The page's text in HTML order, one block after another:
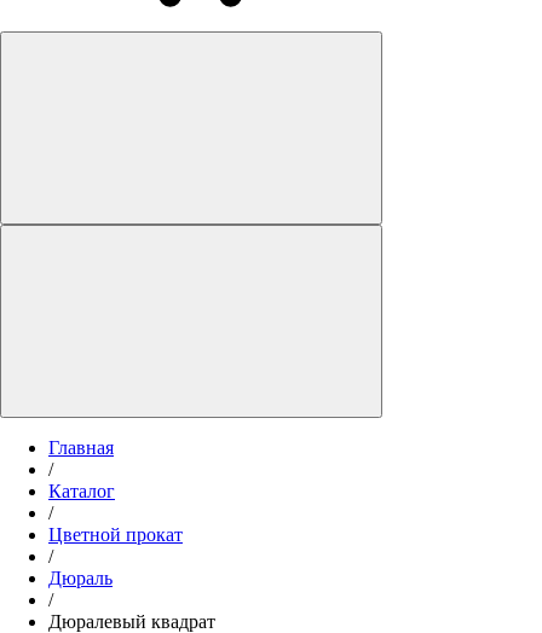
Главная
/
Каталог
/
Цветной прокат
/
Дюраль
/
Дюралевый квадрат